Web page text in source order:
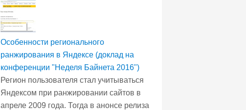
Особенности регионального
ранжирования в Яндексе (доклад на
конференции "Неделя Байнета 2016")
Регион пользователя стал учитываться
Яндексом при ранжировании сайтов в
апреле 2009 года. Тогда в анонсе релиза